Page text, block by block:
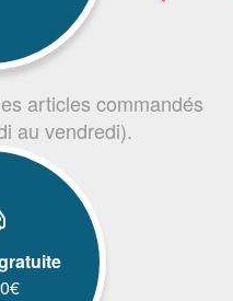
articles commandés
au vendredi).